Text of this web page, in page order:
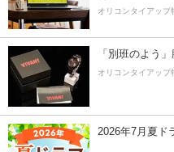
オリコンタイアップ
「別班のよう
オリコンタイアップ
2026年7月夏ド